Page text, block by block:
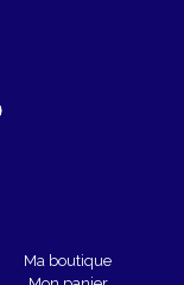
Ma boutique